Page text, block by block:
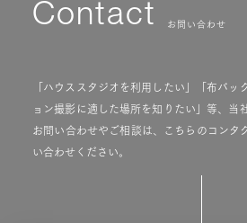
Contact お問い合わせ
「ハウススタジオを利用したい」「布バ
ョン撮影に適した場所を知りたい」等、当
お問い合わせやご相談は、こちらのコンタ
い合わせください。